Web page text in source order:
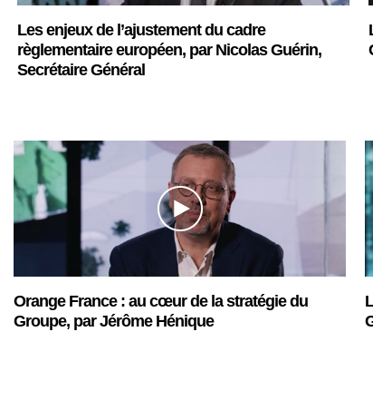
Les enjeux de l’ajustement du cadre
règlementaire européen, par Nicolas Guérin,
Secrétaire Général
Orange France : au cœur de la stratégie du
Groupe, par Jérôme Hénique